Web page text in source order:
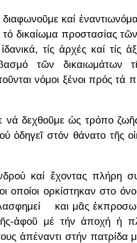
καί
δικαίωμα προστασίας
τίς ἀρχές καί
τῶν δικαιωμάτων
νόμοι ξένοι πρός τά
νά δεχθοῦμε ὡς τρόπο
στόν θάνατο τῆς
καί ἔχοντας πλήρη
οποίοι ορκίστηκαν στο
και μᾶς
ἀφοῦ μέ τήν ἀποχή ἡ
ἀπέναντι στήν